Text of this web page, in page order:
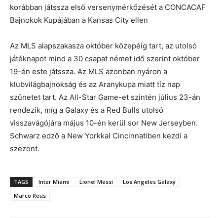
korábban játssza első versenymérkőzését a CONCACAF
Bajnokok Kupájában a Kansas City ellen
Az MLS alapszakasza október közepéig tart, az utolsó
játéknapot mind a 30 csapat német idő szerint október
19-én este játssza. Az MLS azonban nyáron a
klubvilágbajnokság és az Aranykupa miatt tíz nap
szünetet tart. Az All-Star Game-et szintén július 23-án
rendezik, míg a Galaxy és a Red Bulls utolsó
visszavágójára május 10-én kerül sor New Jerseyben.
Schwarz edző a New Yorkkal Cincinnatiben kezdi a
szezont.
TAGS Inter Miami Lionel Messi
Los Angeles Galaxy
Marco Reus